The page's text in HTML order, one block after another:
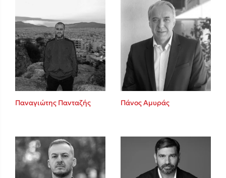
Παναγιώτης Πανταζής Πάνος Αμυράς